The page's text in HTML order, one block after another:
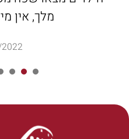
מלך, אין